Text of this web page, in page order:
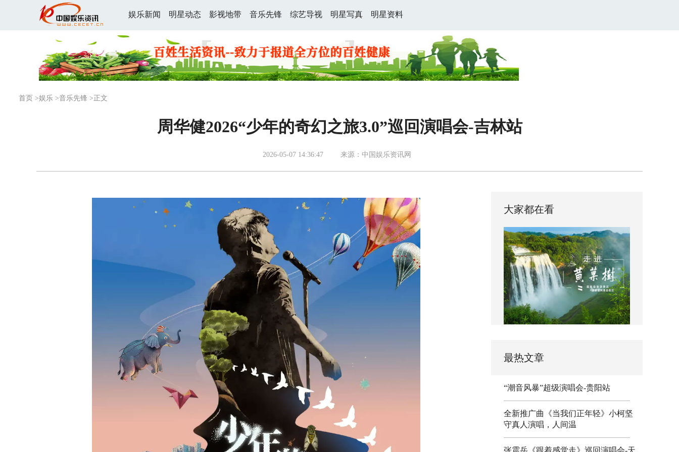
娱乐新闻 明星动态 影视地带 音乐先锋 综艺导视 明星写真 明星资料
首页 >娱乐 >音乐先锋 >正文
周华健2026“少年的奇幻之旅3.0”巡回演唱会-吉林站
2026-05-07 14:36:47 来源：中国娱乐资讯网
大家都在看
最热文章
“潮音风暴”超级演唱会-贵阳站
全新推广曲《当我们正年轻》小柯坚
守真人演唱，人间温
张震岳《跟着感觉走》巡回演唱会-天